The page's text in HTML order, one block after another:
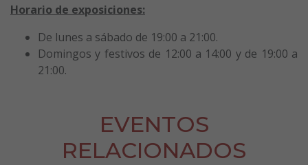
Horario de exposiciones:
De lunes a sábado de 19:00 a 21:00.
Domingos y festivos de 12:00 a 14:00 y de 19:00 a
21:00.
EVENTOS
RELACIONADOS